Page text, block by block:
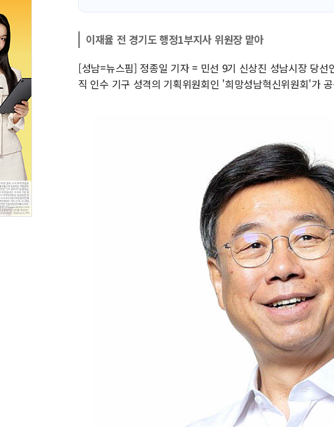
이재율 전 경기도 행정1부지사 위원장 맡아
[성남=뉴스핌] 정종일 기자 = 민선 9기 신상진 성남시장 당
직 인수 기구 성격의 기획위원회인 '희망성남혁신위원회'가